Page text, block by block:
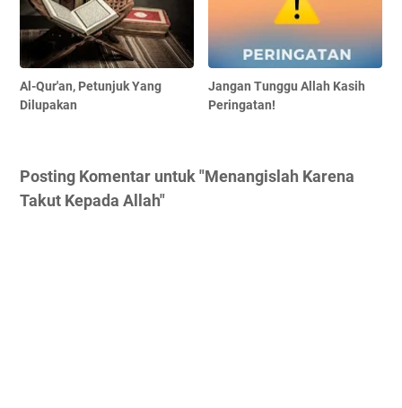
Al-Qur'an, Petunjuk Yang
Dilupakan
Jangan Tunggu Allah Kasih
Peringatan!
Posting Komentar untuk "Menangislah Karena
Takut Kepada Allah"